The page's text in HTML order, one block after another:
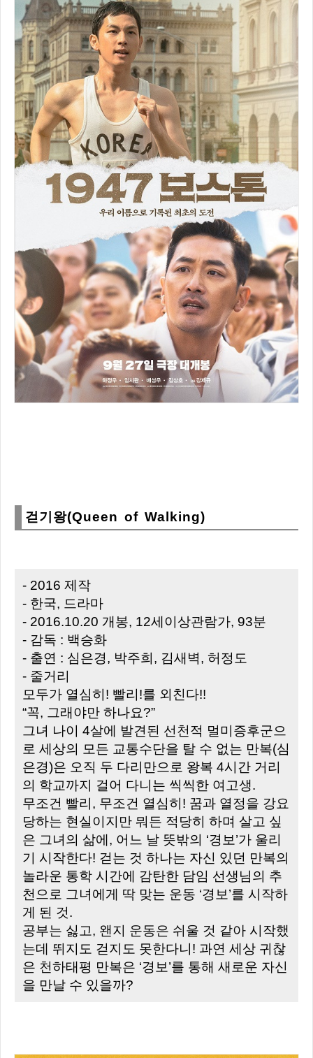
걷기왕(Queen of Walking)
- 2016 제작
- 한국, 드라마
- 2016.10.20 개봉, 12세이상관람가, 93분
- 감독 : 백승화
- 출연 : 심은경, 박주희, 김새벽, 허정도
- 줄거리
모두가 열심히! 빨리!를 외친다!!
“꼭, 그래야만 하나요?”
그녀 나이 4살에 발견된 선천적 멀미증후군으
로 세상의 모든 교통수단을 탈 수 없는 만복(심
은경)은 오직 두 다리만으로 왕복 4시간 거리
의 학교까지 걸어 다니는 씩씩한 여고생.
무조건 빨리, 무조건 열심히! 꿈과 열정을 강요
당하는 현실이지만 뭐든 적당히 하며 살고 싶
은 그녀의 삶에, 어느 날 뜻밖의 ‘경보’가 울리
기 시작한다! 걷는 것 하나는 자신 있던 만복의
놀라운 통학 시간에 감탄한 담임 선생님의 추
천으로 그녀에게 딱 맞는 운동 ‘경보’를 시작하
게 된 것.
공부는 싫고, 왠지 운동은 쉬울 것 같아 시작했
는데 뛰지도 걷지도 못한다니! 과연 세상 귀찮
은 천하태평 만복은 ‘경보’를 통해 새로운 자신
을 만날 수 있을까?